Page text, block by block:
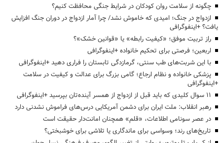
چگونه از سلامت روان کودکان در شرایط جنگی محافظت کنیم؟
ازدواج در جنگ؛ امیدی که خاموش نشد/ چرا آمار ازدواج در دوران جنگ افزایش
یافت؟ +اینفوگرافی
راز تربیت موفق؛ «کیفیت رابطه» یا «قوانین خشک»؟
اربعین؛ فرصتی برای تحکیم خانواده +اینفوگرافی
با این شربت‌های طب سنتی، گرمازدگی تابستان را فراری دهید +اینفوگرافی
پزشکی خانواده و نظام ارجاع؛ گامی بزرگ برای عدالت و کیفیت در سلامت
+اینفوگرافی
۱۱ سوال کلیدی که باید قبل از ازدواج از همسر آینده‌تان بپرسید +اینفوگرافی
رهبر انقلاب: ملت ایران برای دشمن آمریکایی درس‌های فراموش نشدنی دارد
در عصر سونامی اطلاعات، «قلم» همچنان امانت‌دار حقیقت است
تاریخ‌های رند؛ وسواسی برای ماندگاری یا تلاشی برای خوشبختی؟